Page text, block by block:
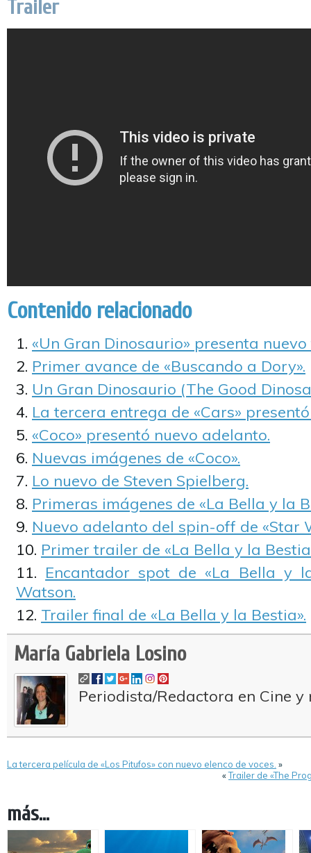
Trailer
Contenido relacionado
«Un Gran Dinosaurio» presenta
Primer avance de «Buscando a Dory».
Un Gran Dinosaurio (The Good
La tercera entrega de «Cars»
«Coco» presentó nuevo adelanto.
Nuevas imágenes de «Coco».
Lo nuevo de Steven Spielberg.
Primeras imágenes de «La Bella y la
Nuevo adelanto del spin-off de «Star
Primer trailer de «La Bella y la
Encantador spot de «La Bella y
Watson.
Trailer final de «La Bella y la Bestia».
María Gabriela Losino
Periodista/Redactora en Cine y
La tercera película de «Los Pitufos» con nuevo elenco de voces. »
«Trailer de «The
más...